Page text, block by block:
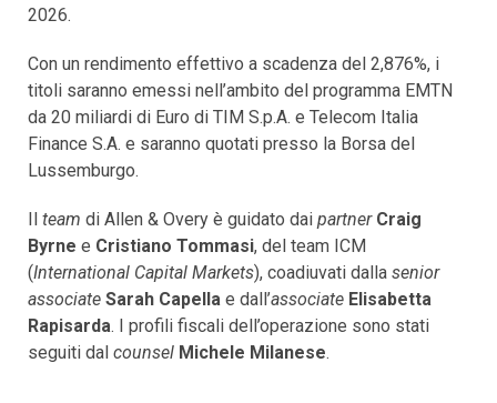
2026.
Con un rendimento effettivo a scadenza del 2,876%, i
titoli saranno emessi nell’ambito del programma EMTN
da 20 miliardi di Euro di TIM S.p.A. e Telecom Italia
Finance S.A. e saranno quotati presso la Borsa del
Lussemburgo.
Il team di Allen & Overy è guidato dai partner Craig
Byrne e Cristiano Tommasi, del team ICM
(International Capital Markets), coadiuvati dalla senior
associate Sarah Capella e dall’associate Elisabetta
Rapisarda. I profili fiscali dell’operazione sono stati
seguiti dal counsel Michele Milanese.